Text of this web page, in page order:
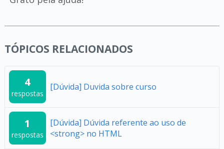
TÓPICOS RELACIONADOS
4
respostas
[Dúvida] Duvida sobre curso
1
respostas
[Dúvida] Dúvida referente ao uso de
<strong> no HTML